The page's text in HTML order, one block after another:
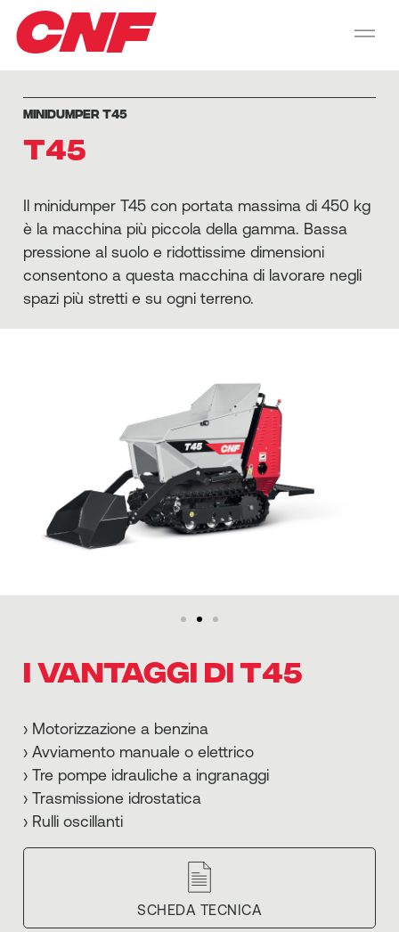
CNF
MINIDUMPER T45
T45
Il minidumper T45 con portata massima di 450 kg
è la macchina più piccola della gamma. Bassa
pressione al suolo e ridottissime dimensioni
consentono a questa macchina di lavorare negli
spazi più stretti e su ogni terreno.
I VANTAGGI DI T45
› Motorizzazione a benzina
› Avviamento manuale o elettrico
› Tre pompe idrauliche a ingranaggi
› Trasmissione idrostatica
› Rulli oscillanti
SCHEDA TECNICA